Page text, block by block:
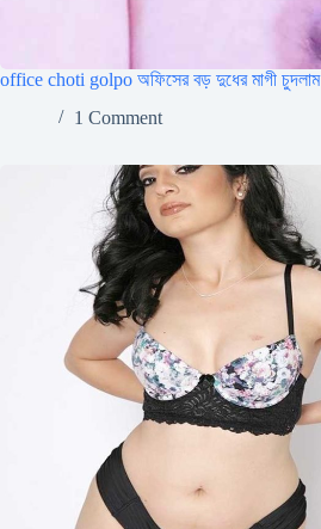
office choti golpo অফিসের বড় দুধের মাগী চুদলাম
1 Comment